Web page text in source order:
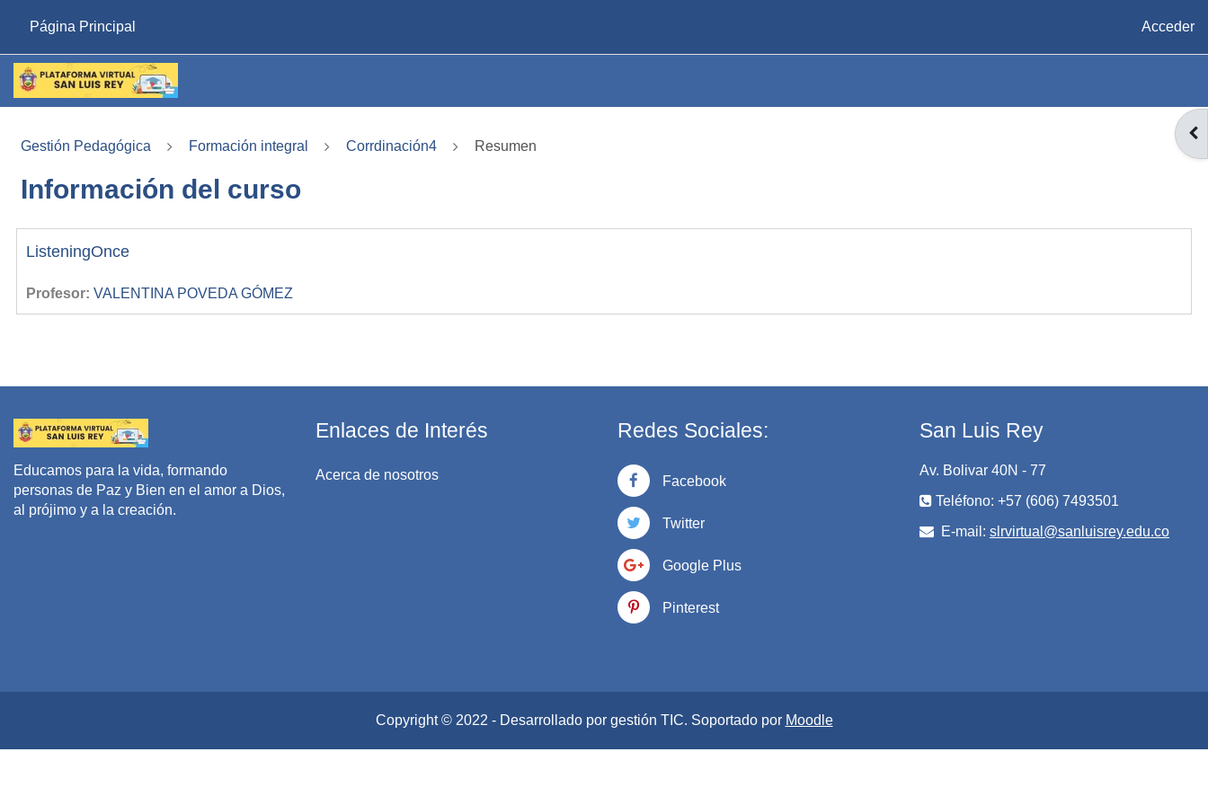
Página Principal
Acceder
Gestión Pedagógica
Formación integral Corrdinación4 Resumen
Información del curso
ListeningOnce
Profesor: VALENTINA POVEDA GÓMEZ
Educamos para la vida, formando
personas de Paz y Bien en el amor a Dios,
al prójimo y a la creación.
Enlaces de Interés
Acerca de nosotros
Redes Sociales:
Facebook
Twitter
Google Plus
Pinterest
San Luis Rey
Av. Bolivar 40N - 77
Teléfono: +57 (606) 7493501
E-mail: slrvirtual@sanluisrey.edu.co
Copyright © 2022 - Desarrollado por gestión TIC. Soportado por Moodle